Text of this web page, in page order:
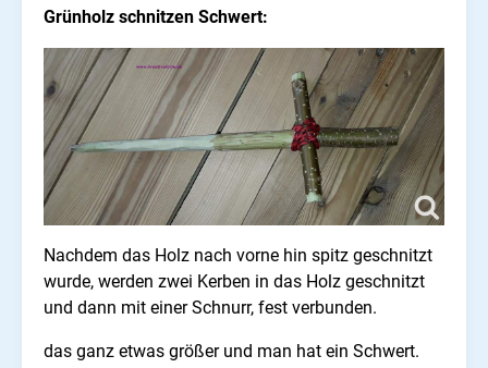
Grünholz schnitzen Schwert:
Nachdem das Holz nach vorne hin spitz geschnitzt
wurde, werden zwei Kerben in das Holz geschnitzt
und dann mit einer Schnurr, fest verbunden.
das ganz etwas größer und man hat ein Schwert.